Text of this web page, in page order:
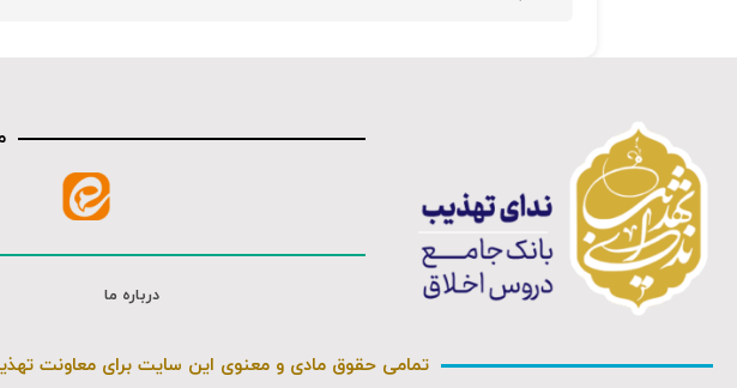
درباره ما
تمامی حقوق مادی و معنوی این سایت برای معاونت